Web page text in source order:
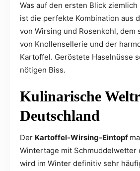
Was auf den ersten Blick
ist die perfekte Kombination aus
von Wirsing und Rosenkohl, dem
von Knollensellerie und der
Kartoffel. Geröstete Haselnüsse
nötigen Biss.
Kulinarische
Deutschland
Der Kartoffel-Wirsing-Eintopf
Wintertage mit Schmuddelwetter
wird im Winter definitiv sehr